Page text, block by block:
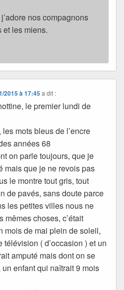
nos compagnons
et les miens.
2015 à 17:45 a dit :
le premier lundi de
mots bleus de l’encre
années 68
on parle toujours, que je
mais que je ne revois pas
le montre tout gris, tout
de pavés, sans doute parce
les petites villes nous ne
mêmes choses, c’était
mois de mai plein de soleil,
télévision ( d’occasion ) et un
amputé mais dont on se
enfant qui naîtrait 9 mois